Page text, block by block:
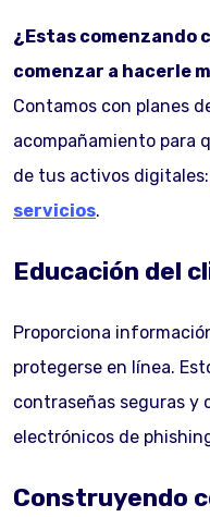
¿Estas comenzando
comenzar a hacerle
Contamos con planes
acompañamiento para
de tus activos digitales:
servicios.
Educación del
Proporciona
protegerse en línea.
contraseñas seguras y
electrónicos de
Construyendo